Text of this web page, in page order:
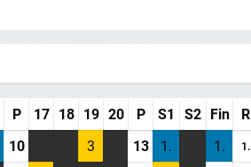
P 17 18 19 20 P S1 S2 Fin
R
10 3 13 1. 1. 1.